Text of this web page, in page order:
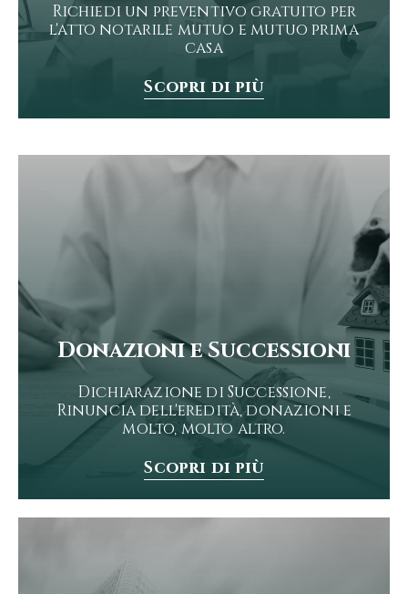
Richiedi un preventivo gratuito per
l'atto notarile mutuo e mutuo prima
casa
Scopri di più
Donazioni e Successioni
Dichiarazione di Successione,
Rinuncia dell'eredità, donazioni e
molto, molto altro.
Scopri di più